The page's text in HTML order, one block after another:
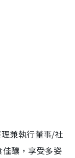
兼執行董事/社
釀，享受多姿